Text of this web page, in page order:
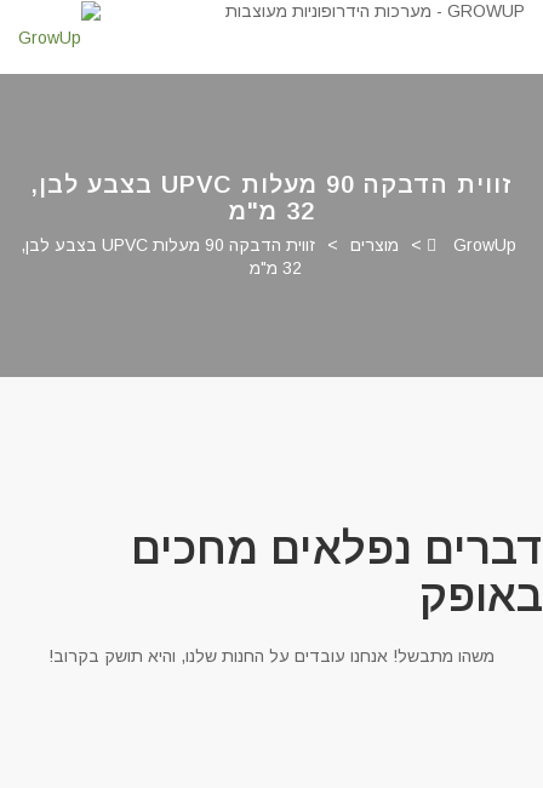
זווית הדבקה 90 מעלות UPVC בצבע לבן,
32 מ"מ
GrowUp
> מוצרים >
זווית הדבקה 90 מעלות UPVC בצבע לבן,
32 מ"מ
נפלאים מחכים
משהו מתבשל! אנחנו עובדים על החנות שלנו, והיא תושק בקרוב!